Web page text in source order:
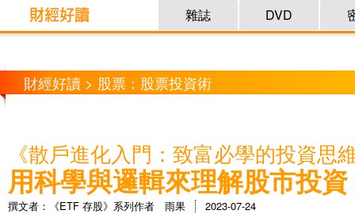
雜誌 DVD
財經好讀 > 股票：股票投資術
《散戶進化入門：致富必學的投資思
用科學與邏輯來理解股市投資
撰文者：《ETF 存股》系列作者 雨果 2023-07-24